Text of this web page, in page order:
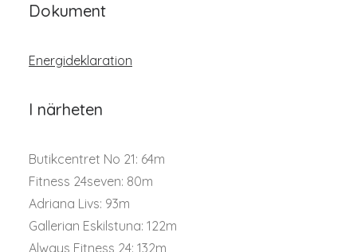
Dokument
Energideklaration
I närheten
Butikcentret No 21: 64m
Fitness 24seven: 80m
Adriana Livs: 93m
Gallerian Eskilstuna: 122m
Always Fitness 24: 132m